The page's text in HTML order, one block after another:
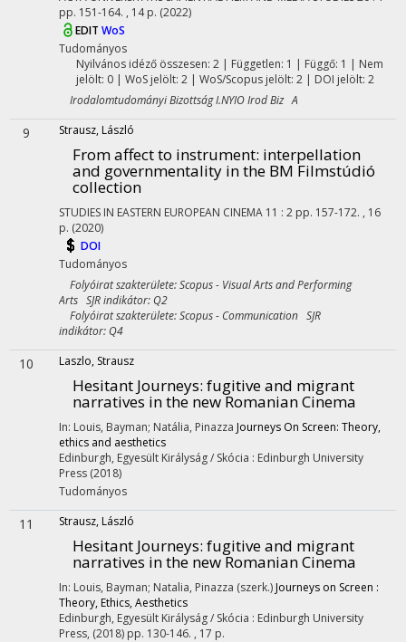
pp. 151-164. , 14 p. (2022)
EDIT WoS
Tudományos
Nyilvános idéző összesen: 2| Független: 1 | Függő: 1 | Nem
jelölt: 0 | WoS jelölt: 2 | WoS/Scopus jelölt: 2 | DOI jelölt: 2
Irodalomtudományi Bizottság I.NYIO Irod Biz A
9 Strausz, László
From affect to instrument: interpellation
and governmentality in the BM Filmstúdió
collection
STUDIES IN EASTERN EUROPEAN CINEMA 11 : 2 pp. 157-172. , 16
p. (2020)
DOI
Tudományos
Folyóirat szakterülete: Scopus - Visual Arts and Performing
Arts SJR indikátor: Q2
Folyóirat szakterülete: Scopus - Communication SJR
indikátor: Q4
10 Laszlo, Strausz
Hesitant Journeys: fugitive and migrant
narratives in the new Romanian Cinema
In: Louis, Bayman; Natália, Pinazza Journeys On Screen: Theory,
ethics and aesthetics
Edinburgh, Egyesült Királyság / Skócia : Edinburgh University
Press (2018)
Tudományos
11 Strausz, László
Hesitant Journeys: fugitive and migrant
narratives in the new Romanian Cinema
In: Louis, Bayman; Natalia, Pinazza (szerk.) Journeys on Screen :
Theory, Ethics, Aesthetics
Edinburgh, Egyesült Királyság / Skócia : Edinburgh University
Press, (2018) pp. 130-146. , 17 p.